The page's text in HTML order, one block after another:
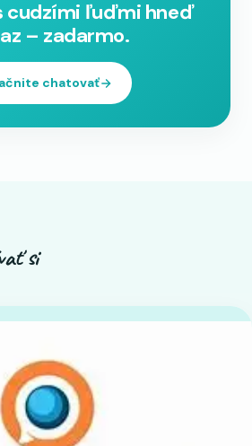
cudzími ľuďmi hneď
– zadarmo.
chatovať
si